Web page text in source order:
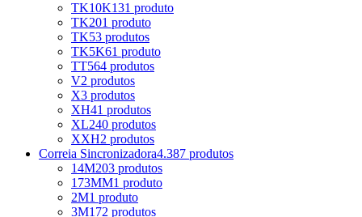
TK10K131 produto
TK201 produto
TK53 produtos
TK5K61 produto
TT564 produtos
V2 produtos
X3 produtos
XH41 produtos
XL240 produtos
XXH2 produtos
Correia Sincronizadora4.387 produtos
14M203 produtos
173MM1 produto
2M1 produto
3M172 produtos